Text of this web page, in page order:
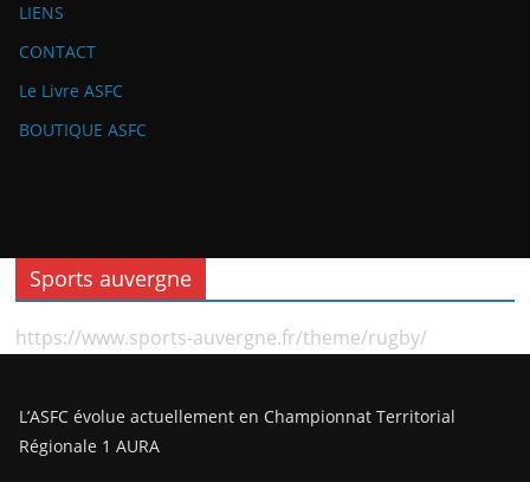
LIENS
CONTACT
Le Livre ASFC
BOUTIQUE ASFC
Sports auvergne
https://www.sports-auvergne.fr/theme/rugby/
L’ASFC évolue actuellement en Championnat Territorial
Régionale 1 AURA